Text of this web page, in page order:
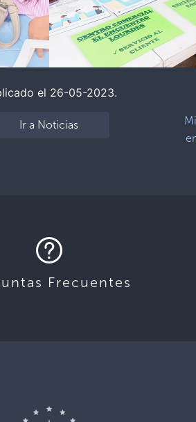
el 26-05-2023.
Ir a Noticias
Frecuentes